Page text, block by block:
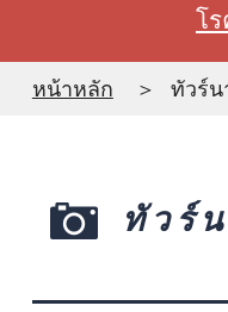
โ
หน้าหลัก ทัวร์น
ทัวร์